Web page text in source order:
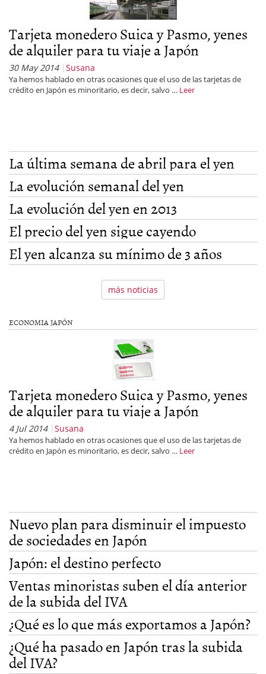
Tarjeta monedero Suica y Pasmo, yenes
de alquiler para tu viaje a Japón
30 May 2014 Susana
Ya hemos hablado en otras ocasiones que el uso de las tarjetas de
crédito en Japón es minoritario, es decir, salvo … Leer
La última semana de abril para el yen
La evolución semanal del yen
La evolución del yen en 2013
El precio del yen sigue cayendo
El yen alcanza su mínimo de 3 años
más noticias
ECONOMIA JAPÓN
Tarjeta monedero Suica y Pasmo, yenes
de alquiler para tu viaje a Japón
4 Jul 2014 Susana
Ya hemos hablado en otras ocasiones que el uso de las tarjetas de
crédito en Japón es minoritario, es decir, salvo … Leer
Nuevo plan para disminuir el impuesto
de sociedades en Japón
Japón: el destino perfecto
Ventas minoristas suben el día anterior
de la subida del IVA
¿Qué es lo que más exportamos a Japón?
¿Qué ha pasado en Japón tras la subida
del IVA?